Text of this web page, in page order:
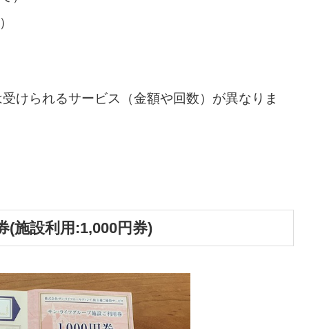
けられるサービス（金額や回数）が異なりま
(施設利用:1,000円券)